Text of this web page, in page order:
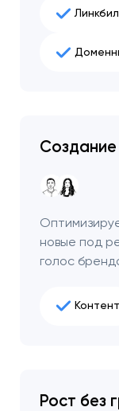
Создание
новые под
голос
Контент
Рост без